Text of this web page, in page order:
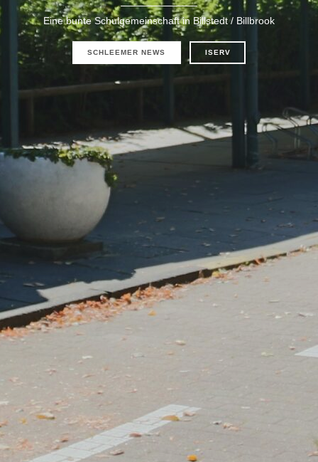
Eine bunte Schulgemeinschaft in Billstedt / Billbrook
SCHLEEMER NEWS ISERV